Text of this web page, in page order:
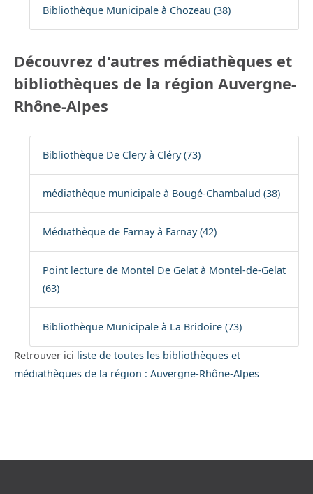
Bibliothèque Municipale à Chozeau (38)
Découvrez d'autres médiathèques et
bibliothèques de la région Auvergne-
Rhône-Alpes
Bibliothèque De Clery à Cléry (73)
médiathèque municipale à Bougé-Chambalud (38)
Médiathèque de Farnay à Farnay (42)
Point lecture de Montel De Gelat à Montel-de-Gelat
(63)
Bibliothèque Municipale à La Bridoire (73)
Retrouver ici liste de toutes les bibliothèques et
médiathèques de la région : Auvergne-Rhône-Alpes